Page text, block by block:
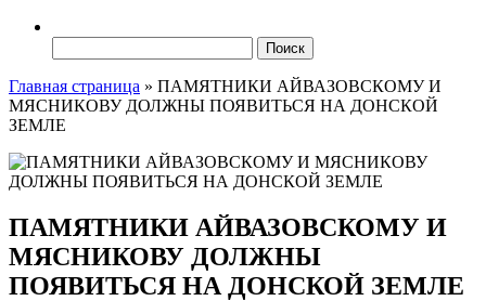
Главная страница » ПАМЯТНИКИ АЙВАЗОВСКОМУ И
МЯСНИКОВУ ДОЛЖНЫ ПОЯВИТЬСЯ НА ДОНСКОЙ
ЗЕМЛЕ
ПАМЯТНИКИ АЙВАЗОВСКОМУ И
МЯСНИКОВУ ДОЛЖНЫ
ПОЯВИТЬСЯ НА ДОНСКОЙ ЗЕМЛЕ